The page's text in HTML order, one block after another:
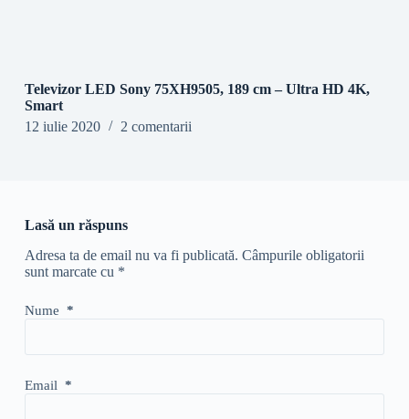
Televizor LED Sony 75XH9505, 189 cm – Ultra HD 4K,
Smart
12 iulie 2020
2 comentarii
Lasă un răspuns
Adresa ta de email nu va fi publicată. Câmpurile obligatorii
sunt marcate cu *
Nume *
Email *